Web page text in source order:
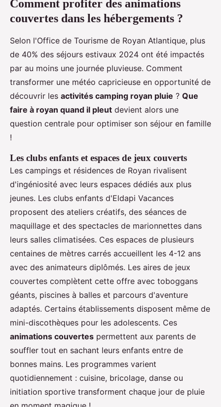
Comment profiter des animations
couvertes dans les hébergements ?
Selon l'Office de Tourisme de Royan Atlantique, plus
de 40% des séjours estivaux 2024 ont été impactés
par au moins une journée pluvieuse. Comment
transformer une météo capricieuse en opportunité de
découvrir les activités camping royan pluie ? Que
faire à royan quand il pleut devient alors une
question centrale pour optimiser son séjour en famille
!
Les clubs enfants et espaces de jeux couverts
Les campings et résidences de Royan rivalisent
d'ingéniosité avec leurs espaces dédiés aux plus
jeunes. Les clubs enfants d'Eldapi Vacances
proposent des ateliers créatifs, des séances de
maquillage et des spectacles de marionnettes dans
leurs salles climatisées. Ces espaces de plusieurs
centaines de mètres carrés accueillent les 4-12 ans
avec des animateurs diplômés. Les aires de jeux
couvertes complètent cette offre avec toboggans
géants, piscines à balles et parcours d'aventure
adaptés. Certains établissements disposent même de
mini-discothèques pour les adolescents. Ces
animations couvertes permettent aux parents de
souffler tout en sachant leurs enfants entre de
bonnes mains. Les programmes varient
quotidiennement : cuisine, bricolage, danse ou
initiation sportive transforment chaque jour de pluie